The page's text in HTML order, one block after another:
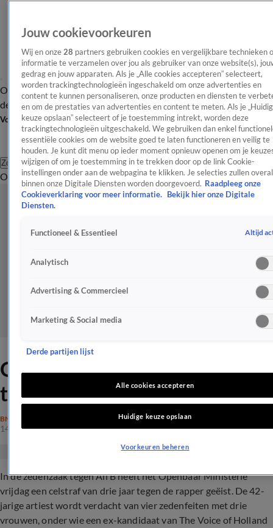
OverzichtAfleveringen Entertainment TV Algemeen
Tip
de redactieNieuwsbrief
Volg Shownieuws
Zoeken
OverzichtEntertainmentSpraakmakendRealityCrimeVideo's
OM eist celstraf van drie jaar
tegen Ali B
BN'ERS
14 juni 2024, 11:13
In de zedenzaak tegen Ali B heeft het Openbaar Ministerie
vrijdag een celstraf van drie jaar tegen de rapper geëist. De 42-
jarige artiest wordt verdacht van vier zedenfeiten met drie
vrouwen, onder wie een ex-kandidaat van The Voice of Holland
Jouw cookievoorkeuren
Wij en onze 28 partners gebruiken cookies en vergelijkbare technieken
informatie te verzamelen over jou als gebruiker van onze website(s),
gedrag en jouw apparaten. Als je „Alle cookies accepteren” selecteert,
worden trackingtechnologieën ingeschakeld om onze advertenties en
content te kunnen personaliseren, onze producten en diensten te
en om de prestaties van advertenties en content te meten. Als je
keuze opslaan” selecteert of je toestemming intrekt, worden deze
trackingtechnologieën uitgeschakeld. We gebruiken dan enkel
essentiële cookies om de website goed te laten functioneren en veilig te
houden. Je kunt dit menu op ieder moment opnieuw openen om je
wijzigen of om je toestemming in te trekken door op de link Cookie-
instellingen onder aan de webpagina te klikken. Je selecties zullen overal
binnen onze Digitale Diensten worden doorgevoerd. Raadpleeg onze
Cookieverklaring voor meer informatie.
Bekijk hier onze Digitale
Diensten.
Functioneel & Essentieel Altijd
Analytisch
Advertising & Commercieel
Marketing & Social media
Derde partijen lijst
Alle cookies accepteren
Huidige keuze opslaan
Voorkeuren beheren